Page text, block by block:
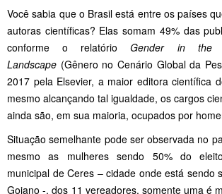
Você sabia que o Brasil está entre os países
autoras científicas? Elas somam 49% das
conforme o relatórioGender in the
Landscape (Gênero no Cenário Global da
2017 pela Elsevier, a maior editora científica
mesmo alcançando tal igualdade, os cargos
ainda são, em sua maioria, ocupados por
Situação semelhante pode ser observada no
mesmo as mulheres sendo 50% do
municipal de Ceres – cidade onde está sendo
Goiano -, dos 11 vereadores, somente uma é